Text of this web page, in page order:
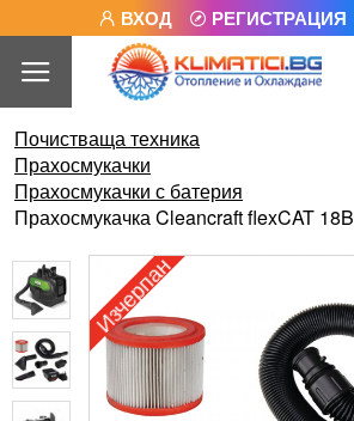
ВХОД РЕГИСТРАЦИЯ
Почистваща техника
Прахосмукачки
Прахосмукачки с батерия
Прахосмукачка Cleancraft flexCAT 18B
Изчерпан